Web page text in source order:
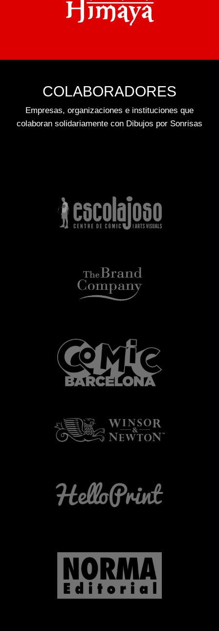
COLABORADORES
Empresas, organizaciones e instituciones que
colaboran solidariamente con Dibujos por Sonrisas